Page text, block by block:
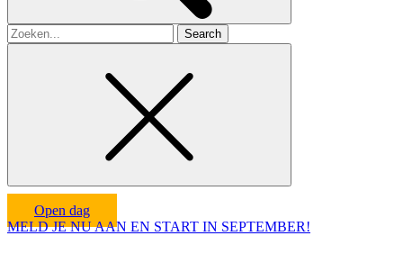
Search
for
Open dag
MELD JE NU AAN EN START IN SEPTEMBER!